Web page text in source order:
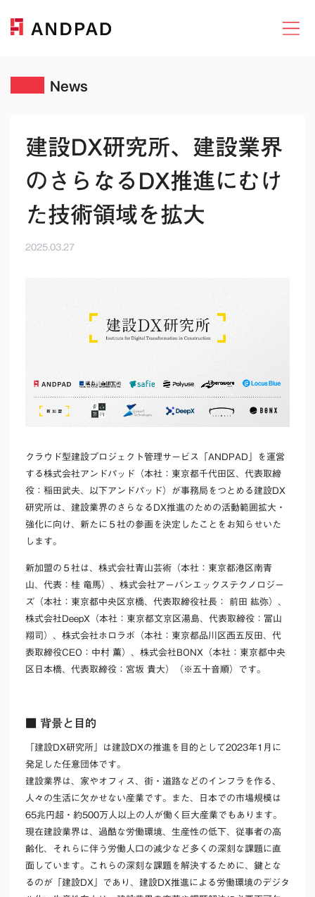
News
建設DX研究所、建設業界
のさらなるDX推進にむけ
た技術領域を拡大
2025.03.27
クラウド型建設プロジェクト管理サービス「ANDPAD」を運営
する株式会社アンドパッド（本社：東京都千代田区、代表取締
役：稲田武夫、以下アンドパッド）が事務局をつとめる建設DX
研究所は、建設業界のさらなるDX推進のための活動範囲拡大・
強化に向け、新たに５社の参画を決定したことをお知らせいた
します。
新加盟の５社は、株式会社青山芸術（本社：東京都港区南青
山、代表：桂 竜馬）、株式会社アーバンエックステクノロジー
ズ（本社：東京都中央区京橋、代表取締役社長： 前田 紘弥）、
株式会社DeepX（本社：東京都文京区湯島、代表取締役：冨山
翔司）、株式会社ホロラボ（本社：東京都品川区西五反田、代
表取締役CEO：中村 薫）、株式会社BONX（本社：東京都中央
区日本橋、代表取締役：宮坂 貴大）（※五十音順）です。
■ 背景と目的
「建設DX研究所」は建設DXの推進を目的として2023年1月に
発足した任意団体です。
建設業界は、家やオフィス、街・道路などのインフラを作る、
人々の生活に欠かせない産業です。また、日本での市場規模は
65兆円超・約500万人以上の人が働く巨大産業でもあります。
現在建設業界は、過酷な労働環境、生産性の低下、従事者の高
齢化、それらに伴う労働人口の減少など多くの深刻な課題に直
面しています。これらの深刻な課題を解決するために、鍵とな
るのが「建設DX」であり、建設DX推進による労働環境のデジタ